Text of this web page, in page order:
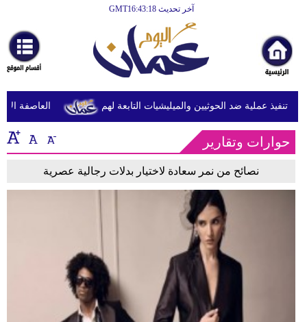
آخر تحديث GMT16:43:18
أخبارعاجلة
رياضة
ثقافة
إقتصاد
العاصفة تنفيذ عملية ضد الحوثيين والميليشيات التابعة لهم
حوارات وتقارير
نصائح من نمر سعادة لاختيار بدلات رجالية عصرية